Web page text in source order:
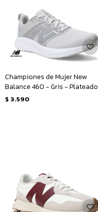
Championes de Mujer New
Balance 460 - Gris - Plateado
$ 3.590